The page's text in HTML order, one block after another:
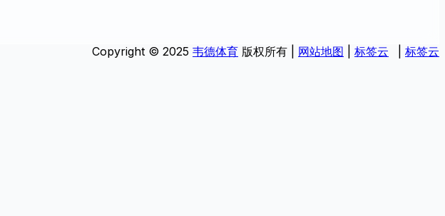
Copyright © 2025 韦德体育 版权所有 | 网站地图 标签云 标签云